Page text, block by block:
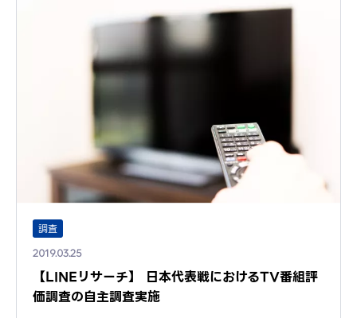
調査
2019.03.25
【LINEリサーチ】 日本代表戦におけるTV番組評
価調査の自主調査実施